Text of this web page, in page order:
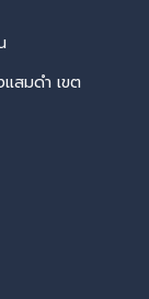
สมดำ เขต